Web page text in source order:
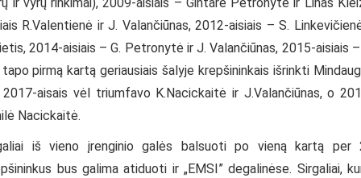
R.Valentienė ir J. Valančiūnas, 2012-aisiais – S.
2014-aisiais – G. Petronytė ir J. Valančiūnas, 2015-aisiais –
pirmą kartą geriausiais šalyje krepšininkais išrinkti
aisais vėl triumfavo K.Nacickaitė ir J.Valančiūnas, o
Nacickaitė.
iš vieno įrenginio galės balsuoti po vieną kartą per
bus galima atiduoti ir „EMSI” degalinėse. Sirgaliai,